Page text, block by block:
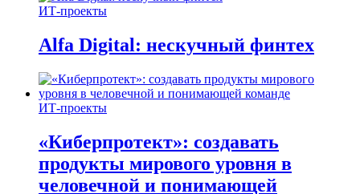
ИТ-проекты
Alfa Digital: нескучный финтех
ИТ-проекты
«Киберпротект»: создавать
продукты мирового уровня в
человечной и понимающей